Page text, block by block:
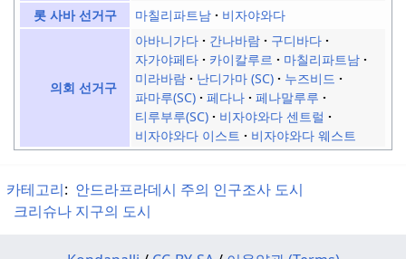
롯 사바 선거구
마칠리파트남 비자야와다
의회 선거구
아바니가다 간나바람
구디바다
자가야페타
카이칼루르
마칠리파트남
미라바람
난디가마 (SC)
누즈비드
파마루(SC)
페다나
페나말루루
티루부루(SC)
비자야와다 센트럴
비자야와다 이스트
비자야와다 웨스트
카테고리: 안드라프라데시 주의 인구조사 도시
크리슈나 지구의 도시